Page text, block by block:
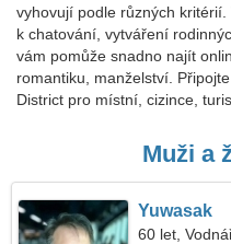
vyhovují podle různých
k chatování, vytváření
vám pomůže snadno najít
romantiku, manželství.
District pro místní, cizince,
Muži a
Yuwasak
60 let,